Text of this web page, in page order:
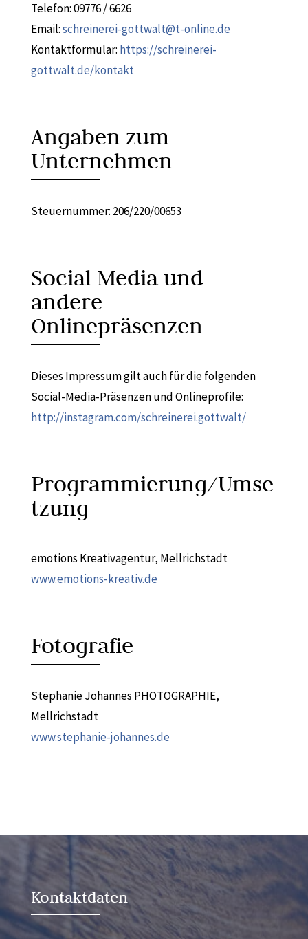
Telefon: 09776 / 6626
Email:schreinerei-gottwalt@t-online.de
Kontaktformular: https://schreinerei-
gottwalt.de/kontakt
Angaben zum
Unternehmen
Steuernummer: 206/220/00653
Social Media und
andere
Onlinepräsenzen
Dieses Impressum gilt auch für die folgenden
Social-Media-Präsenzen und Onlineprofile:
http://instagram.com/schreinerei.gottwalt/
Programmierung/Umse
tzung
emotions Kreativagentur, Mellrichstadt
www.emotions-kreativ.de
Fotografie
Stephanie Johannes PHOTOGRAPHIE,
Mellrichstadt
www.stephanie-johannes.de
Kontaktdaten